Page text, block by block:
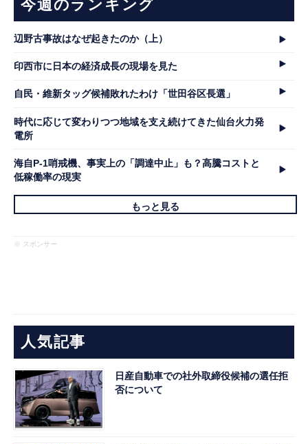
今週のランキング
辺野古事故はなぜ起きたのか（上）
印西市に日本の経済成長の現場を見た
自民・維新タッグ候補敗れたわけ「世田谷区長選」
時代に応じて変わりつつ地域を支え続けてきた仙台火力発
電所
海自P-1哨戒機、事実上の「調達中止」も？高騰コストと
低稼働率の現実
もっと見る
※ スポンサー
人気記事
日産自動車での社外取締役候補の選任拒
否について